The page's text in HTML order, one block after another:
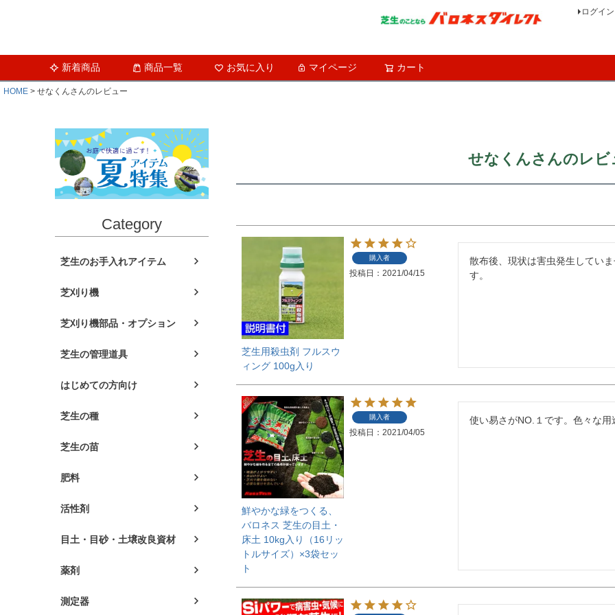
ログイン
新着商品 商品一覧 お気に入り マイページ カート
HOME せなくんさんのレビュー
Category
芝生のお手入れアイテム
芝刈り機
芝刈り機部品・オプション
芝生の管理道具
はじめての方向け
芝生の種
芝生の苗
肥料
活性剤
目土・目砂・土壌改良資材
薬剤
測定器
せなくんさんのレビ
芝生用殺虫剤 フルスウ
ィング 100g入り
購入者
投稿日 2021/04/15
散布後、現状は害虫発生してい
す。
鮮やかな緑をつくる、
バロネス 芝生の目土・
床土 10kg入り（16リッ
トルサイズ）×3袋セッ
ト
購入者
投稿日 2021/04/05
使い易さがNO.１です。色々な用